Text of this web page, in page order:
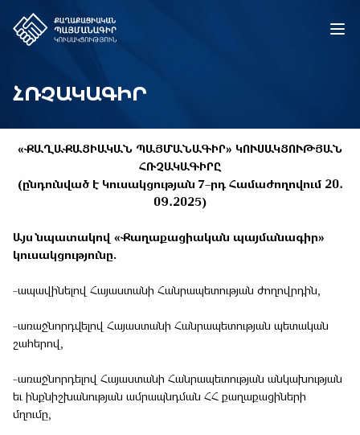
ՀՌՉԱԿԱԳԻՐ
«ՔԱՂԱՔԱՑԻԱԿԱՆ ՊԱՅՄԱՆԱԳԻՐ» ԿՈՒՍԱԿՑՈՒԹՅԱՆ
ՀՌՉԱԿԱԳԻՐԸ
(ընդունված է Կուսակցության 7–րդ Համաժողովում 20․
09․2025)
Այս նպատակով «Քաղաքացիական պայմանագիր»
կուսակցությունը.
-ապավինելով Հայաստանի Հանրապետության ժողովրդին,
-առաջնորդվելով Հայաստանի Հանրապետության պետական
շահերով,
-առաջնորդելով Հայաստանի Հանրապետության անկախության
եւ ինքնիշխանության ամրապնդման ՀՀ քաղաքացիների
մղումը,